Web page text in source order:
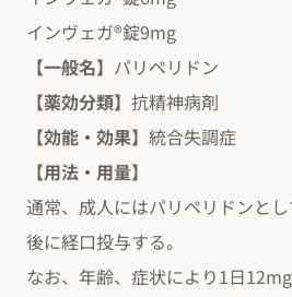
インヴェガ®錠9mg
【一般名】 パリペリドン
【薬効分類】 抗精神病剤
【効能・効果】 統合失調症
【用法・用量】
通常、成人にはパリペリドンと
後に経口投与する。
なお、年齢、症状により1日